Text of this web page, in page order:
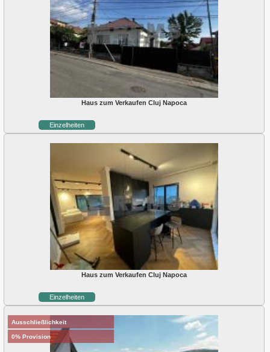
Haus zum Verkaufen Cluj Napoca
Einzelheiten
Haus zum Verkaufen Cluj Napoca
Einzelheiten
Ausschließlichkeit
0% Provision